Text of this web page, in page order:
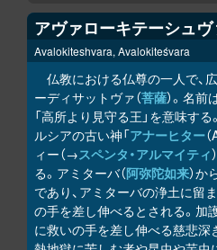
アヴァローキテーシュヴ
Avalokiteshvara, Avalokiteśvara
仏教における仏尊の一人で、
ーディサットヴァ（菩薩）。名前
「高所より見守る王」を意味す
ルシアの古い神「アナーヒター
ィー（→スペンタ・アルマイティ
る。アミターバ（阿弥陀如来）か
であり、アミターバの浄土に留
の手を差し伸べるとされる。加
に救いの手を差し伸べる慈悲深